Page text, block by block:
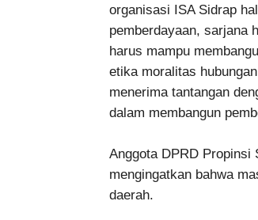
organisasi ISA Sidrap
pemberdayaan, sarjana
harus mampu
etika moralitas
menerima tantangan
dalam membangun
Anggota DPRD Propinsi
mengingatkan bahwa
daerah.